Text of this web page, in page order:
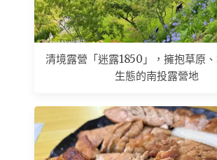
清境露營「迷露1850」，擁抱草原
生態的南投露營地